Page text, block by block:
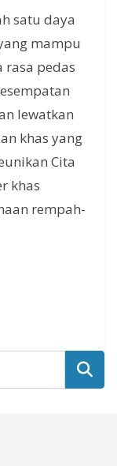
satu daya
mampu
rasa pedas
lewatkan
khas yang
Cita
khas
rempah-